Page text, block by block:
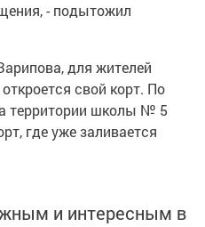
- подытожил
для жителей
свой корт. По
территории школы № 5
где уже заливается
и интересным в